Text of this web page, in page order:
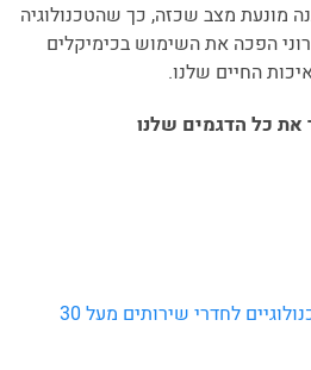
מונעת מצב שכזה, כך שהטכנולוגיה
הפכה את השימוש בכימיקלים
החיים שלנו.
את כל הדגמים שלנו
קלינטק פרקטי – פתרונות טכנולוגיים לחדרי שירותים מעל 30